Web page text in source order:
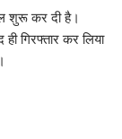
शुरू कर दी है।
ही गिरफ्तार कर लिया